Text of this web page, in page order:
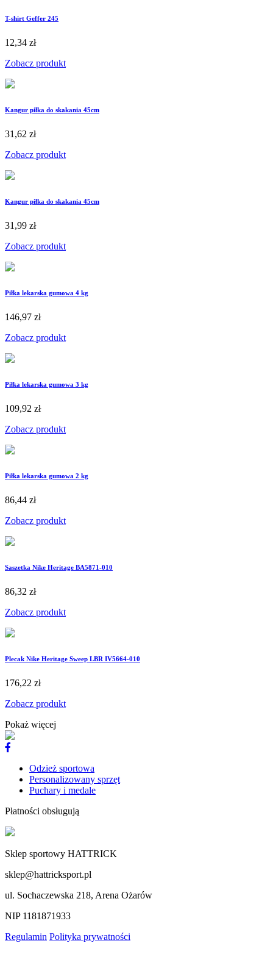
T-shirt Geffer 245
12,34 zł
Zobacz produkt
Kangur piłka do skakania 45cm
31,62 zł
Zobacz produkt
Kangur piłka do skakania 45cm
31,99 zł
Zobacz produkt
Piłka lekarska gumowa 4 kg
146,97 zł
Zobacz produkt
Piłka lekarska gumowa 3 kg
109,92 zł
Zobacz produkt
Piłka lekarska gumowa 2 kg
86,44 zł
Zobacz produkt
Saszetka Nike Heritage BA5871-010
86,32 zł
Zobacz produkt
Plecak Nike Heritage Sweep LBR IV5664-010
176,22 zł
Zobacz produkt
Pokaż więcej
Odzież sportowa
Personalizowany sprzęt
Puchary i medale
Płatności obsługują
Sklep sportowy HATTRICK
sklep@hattricksport.pl
ul. Sochaczewska 218, Arena Ożarów
NIP 1181871933
Regulamin Polityka prywatności